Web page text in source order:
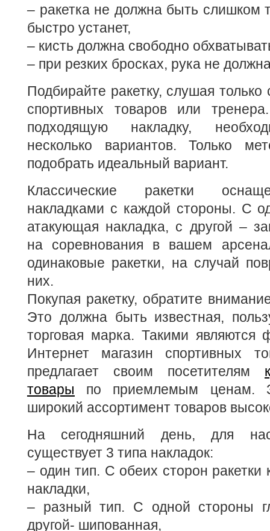
– ракетка не должна быть слишком
быстро устанет,
– кисть должна свободно
– при резких бросках, рука не
Подбирайте ракетку, слушая
спортивных товаров или
подходящую накладку,
несколько вариантов. Только
подобрать идеальный вариант.
Классические ракетки
накладками с каждой стороны. С
атакующая накладка, с другой –
на соревнования в вашем
одинаковые ракетки, на случай
них.
Покупая ракетку, обратите
Это должна быть известная,
торговая марка. Такими
Интернет магазин спортивных
предлагает своим посетителям
товары по приемлемым ценам.
широкий ассортимент товаров
На сегодняшний день, для
существует 3 типа накладок:
– один тип. С обеих сторон ракетки
накладки,
– разный тип. С одной стороны
другой- шипованная,